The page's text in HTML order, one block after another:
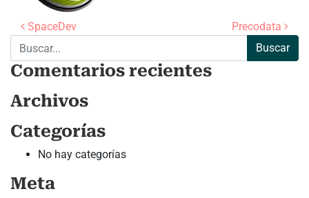
Navegación de entradas
SpaceDev
Precodata
Buscar:
Comentarios recientes
Archivos
Categorías
No hay categorías
Meta